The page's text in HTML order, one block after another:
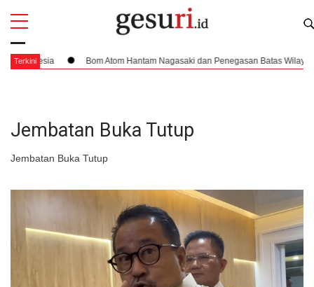
Terkini Bom Atom Hantam Nagasaki dan Penegasan Batas Wilayah
Jembatan Buka Tutup
Jembatan Buka Tutup
All